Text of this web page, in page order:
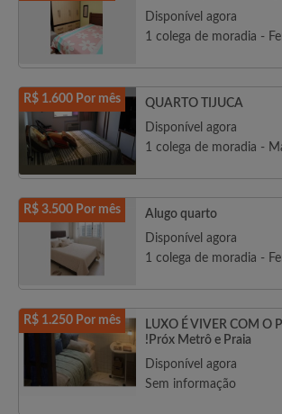
Disponível agora
1 colega de moradia -
R$ 1.600 Por mês
QUARTO TIJUCA
Disponível agora
1 colega de moradia -
R$ 3.500 Por mês
Alugo quarto
Disponível agora
1 colega de moradia -
R$ 1.250 Por mês
LUXO É VIVER COM O
!Próx Metrô e Praia
Disponível agora
Sem informação